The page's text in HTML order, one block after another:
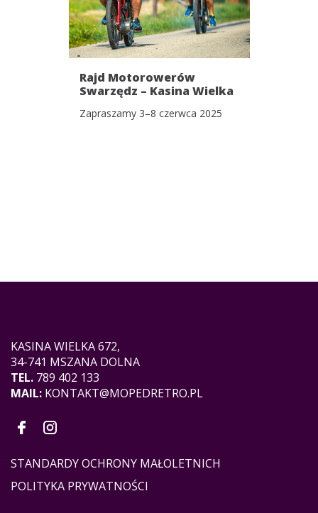
Rajd Motorowerów
Swarzędz – Kasina Wielka
Motoryzacyjny!
Zapraszamy 3–8 czerwca 2025
KASINA WIELKA 672,
34-741 MSZANA DOLNA
TEL. 789 402 133
MAIL: KONTAKT@MOPEDRETRO.PL
STANDARDY OCHRONY MAŁOLETNICH
POLITYKA PRYWATNOŚCI